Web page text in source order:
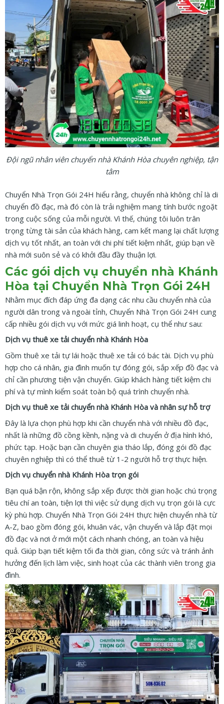
Đội ngũ nhân viên chuyển nhà Khánh Hòa chuyên nghiệp, tận
tâm
Chuyển Nhà Trọn Gói 24H hiểu rằng, chuyển nhà không chỉ là di
chuyển đồ đạc, mà đó còn là trải nghiệm mang tính bước ngoặt
trong cuộc sống của mỗi người. Vì thế, chúng tôi luôn trân
trọng từng tài sản của khách hàng, cam kết mang lại chất lượng
dịch vụ tốt nhất, an toàn với chi phí tiết kiệm nhất, giúp bạn về
nhà mới suôn sẻ và có khởi đầu đầy thuận lợi.
Các gói dịch vụ chuyển nhà Khánh
Hòa tại Chuyển Nhà Trọn Gói 24H
Nhằm mục đích đáp ứng đa dạng các nhu cầu chuyển nhà của
người dân trong và ngoài tỉnh, Chuyển Nhà Trọn Gói 24H cung
cấp nhiều gói dịch vụ với mức giá linh hoạt, cụ thể như sau:
Dịch vụ thuê xe tải chuyển nhà Khánh Hòa
Gồm thuê xe tải tự lái hoặc thuê xe tải có bác tài. Dịch vụ phù
hợp cho cá nhân, gia đình muốn tự đóng gói, sắp xếp đồ đạc và
chỉ cần phương tiện vận chuyển. Giúp khách hàng tiết kiệm chi
phí và tự mình kiểm soát toàn bộ quá trình chuyển nhà.
Dịch vụ thuê xe tải chuyển nhà Khánh Hòa và nhân sự hỗ trợ
Đây là lựa chọn phù hợp khi cần chuyển nhà với nhiều đồ đạc,
nhất là những đồ cồng kềnh, nặng và di chuyển ở địa hình khó,
phức tạp. Hoặc bạn cần chuyên gia tháo lắp, đóng gói đồ đạc
chuyên nghiệp thì có thể thuê từ 1-2 người hỗ trợ thực hiện.
Dịch vụ chuyển nhà Khánh Hòa trọn gói
Bạn quá bận rộn, không sắp xếp được thời gian hoặc chú trọng
tiêu chí an toàn, tiện lợi thì việc sử dụng dịch vụ trọn gói là cực
kỳ phù hợp. Chuyển Nhà Trọn Gói 24H thực hiện chuyển nhà từ
A-Z, bao gồm đóng gói, khuân vác, vận chuyển và lắp đặt mọi
đồ đạc và nơi ở mới một cách nhanh chóng, an toàn và hiệu
quả. Giúp bạn tiết kiệm tối đa thời gian, công sức và tránh ảnh
hưởng đến lịch làm việc, sinh hoạt của các thành viên trong gia
đình.